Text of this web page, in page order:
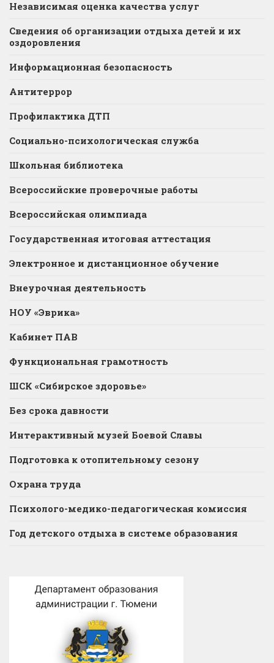
Независимая оценка качества услуг
Сведения об организации отдыха детей и их
оздоровления
Информационная безопасность
Антитеррор
Профилактика ДТП
Социально-психологическая служба
Школьная библиотека
Всероссийские проверочные работы
Всероссийская олимпиада
Государственная итоговая аттестация
Электронное и дистанционное обучение
Внеурочная деятельность
НОУ «Эврика»
Кабинет ПАВ
Функциональная грамотность
ШСК «Сибирское здоровье»
Без срока давности
Интерактивный музей Боевой Славы
Подготовка к отопительному сезону
Охрана труда
Психолого-медико-педагогическая комиссия
Год детского отдыха в системе образования